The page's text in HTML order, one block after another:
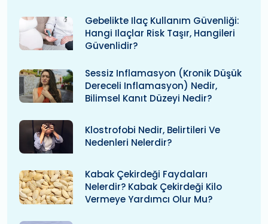
Gebelikte Ilaç Kullanım Güvenliği:
Hangi Ilaçlar Risk Taşır, Hangileri
Güvenlidir?
Sessiz Inflamasyon (kronik Düşük
Dereceli Inflamasyon) Nedir,
Bilimsel Kanıt Düzeyi Nedir?
Klostrofobi Nedir, Belirtileri Ve
Nedenleri Nelerdir?
Kabak Çekirdeği Faydaları
Nelerdir? Kabak Çekirdeği Kilo
Vermeye Yardımcı Olur Mu?